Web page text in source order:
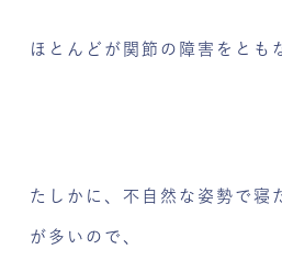
ほとんどが関節の障害をとも
たしかに、不自然な姿勢で寝
が多いので、